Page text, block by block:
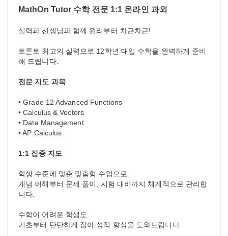
MathOn Tutor 수학 전문 1:1 온라인 과외
실력파 선생님과 함께 원리부터 차근차근!
토론토 최고의 실력으로 12학년 대입 수학을 완벽하게 준비
해 드립니다.
전문 지도 과목
• Grade 12 Advanced Functions
• Calculus & Vectors
• Data Management
• AP Calculus
1:1 집중 지도
학생 수준에 맞춘 맞춤형 수업으로
개념 이해부터 문제 풀이, 시험 대비까지 체계적으로 관리합
니다.
수학이 어려운 학생도
기초부터 탄탄하게 잡아 성적 향상을 도와드립니다.